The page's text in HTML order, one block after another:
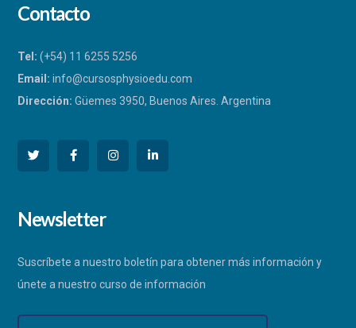
Respondemos a la brevedad
Contacto
Tel: (+54) 11 6255 5256
Email: info@cursosphysioedu.com
Dirección: Güemes 3950, Buenos Aires. Argentina
Newsletter
Suscríbete a nuestro boletín para obtener más información y
únete a nuestro curso de información